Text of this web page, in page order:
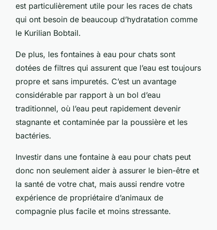
est particulièrement utile pour les races de chats
qui ont besoin de beaucoup d’hydratation comme
le Kurilian Bobtail.
De plus, les fontaines à eau pour chats sont
dotées de filtres qui assurent que l’eau est toujours
propre et sans impuretés. C’est un avantage
considérable par rapport à un bol d’eau
traditionnel, où l’eau peut rapidement devenir
stagnante et contaminée par la poussière et les
bactéries.
Investir dans une fontaine à eau pour chats peut
donc non seulement aider à assurer le bien-être et
la santé de votre chat, mais aussi rendre votre
expérience de propriétaire d’animaux de
compagnie plus facile et moins stressante.